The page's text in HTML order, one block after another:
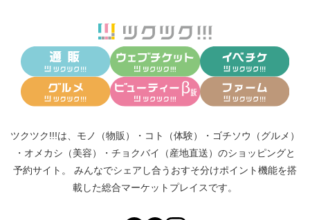
ツクツク!!!は、 モノ（物販） ・ コト（体験） ・ ゴチソウ（グルメ）
・ オメカシ（美容） ・ チョクバイ（産地直送） のショッピングと
予約サイト。
みんなでシェアし合う おすそ分けポイント機能を搭
載した総合マーケットプレイスです。